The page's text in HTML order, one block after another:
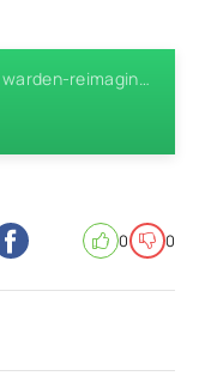
Nombre del fichero: warden-reimagined.mcpack
0 0